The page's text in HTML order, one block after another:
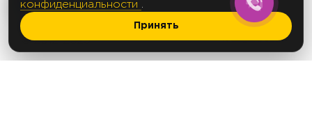
2017 Создание сайтов
© 2012-2025
конфиденциальности
Принять